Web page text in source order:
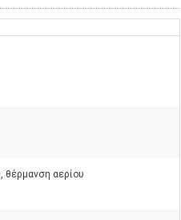
θέρμανση αερίου